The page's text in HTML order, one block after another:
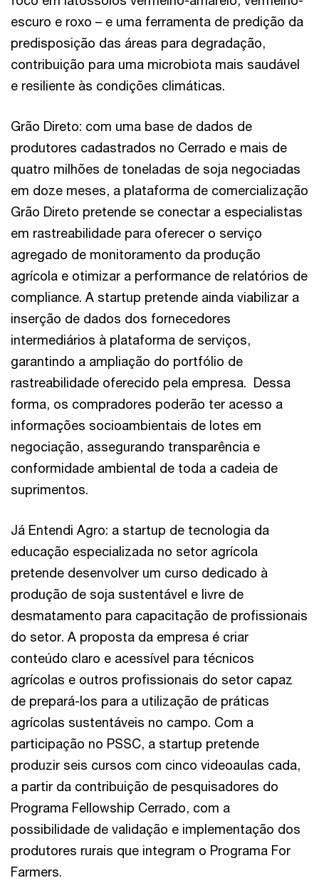
escuro e roxo – e uma ferramenta de predição da
predisposição das áreas para degradação,
contribuição para uma microbiota mais saudável
e resiliente às condições climáticas.
Grão Direto: com uma base de dados de
produtores cadastrados no Cerrado e mais de
quatro milhões de toneladas de soja negociadas
em doze meses, a plataforma de comercialização
Grão Direto pretende se conectar a especialistas
em rastreabilidade para oferecer o serviço
agregado de monitoramento da produção
agrícola e otimizar a performance de relatórios de
compliance. A startup pretende ainda viabilizar a
inserção de dados dos fornecedores
intermediários à plataforma de serviços,
garantindo a ampliação do portfólio de
rastreabilidade oferecido pela empresa. Dessa
forma, os compradores poderão ter acesso a
informações socioambientais de lotes em
negociação, assegurando transparência e
conformidade ambiental de toda a cadeia de
suprimentos.
Já Entendi Agro: a startup de tecnologia da
educação especializada no setor agrícola
pretende desenvolver um curso dedicado à
produção de soja sustentável e livre de
desmatamento para capacitação de profissionais
do setor. A proposta da empresa é criar
conteúdo claro e acessível para técnicos
agrícolas e outros profissionais do setor capaz
de prepará-los para a utilização de práticas
agrícolas sustentáveis no campo. Com a
participação no PSSC, a startup pretende
produzir seis cursos com cinco videoaulas cada,
a partir da contribuição de pesquisadores do
Programa Fellowship Cerrado, com a
possibilidade de validação e implementação dos
produtores rurais que integram o Programa For
Farmers.